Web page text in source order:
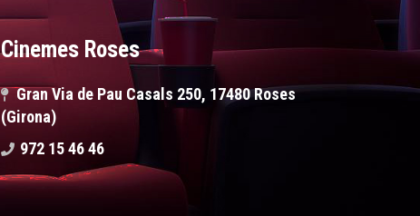
Cinemes Roses
Gran Via de Pau Casals 250, 17480 Roses
(Girona)
972 15 46 46